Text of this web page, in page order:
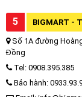
5 BIGMART -
Số 1A đường
Đồng
Tel: 0908.395.385
Bảo hành: